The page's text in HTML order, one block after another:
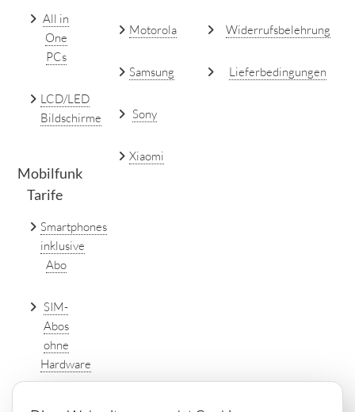
All in
One
PCs
LCD/LED
Bildschirme
Mobilfunk
Tarife
Smartphones
inklusive
Abo
SIM-
Abos
ohne
Hardware
Motorola
Samsung
Sony
Xiaomi
Widerrufsbelehrung
Lieferbedingungen